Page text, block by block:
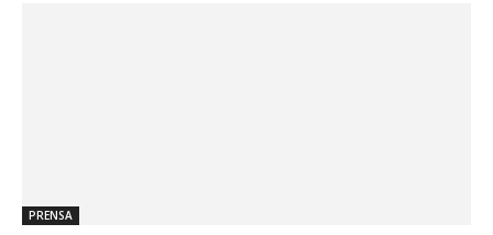
PRENSA